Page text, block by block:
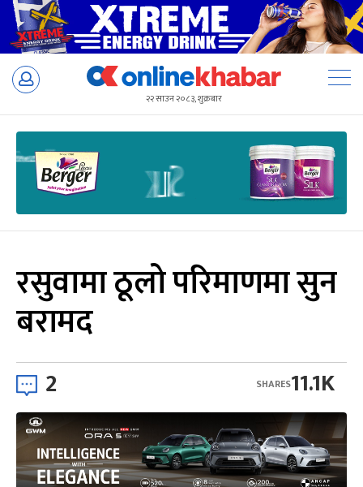
Skip
२२ साउन २०८३, शुक्रबार
रसुवामा ठूलो परिमाणमा सुन
बरामद
2 11.1K
SHARES